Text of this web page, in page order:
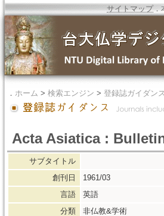
サイトマップ．
． ホーム > 検索エンジン > 登録誌ガイダンス
Acta Asiatica :
サブタイトル
創刊日
1961/03
言語
英語
分類
非仏教&学術